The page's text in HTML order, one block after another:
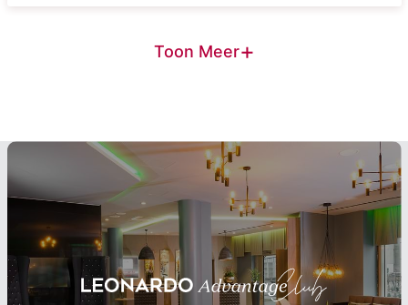
Toon Meer+